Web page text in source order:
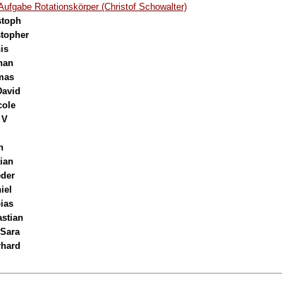
Rotationskörper (Christof Schowalter)